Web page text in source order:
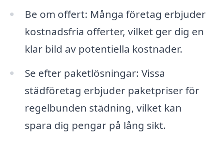
Be om offert: Många företag erbjuder
kostnadsfria offerter, vilket ger dig en
klar bild av potentiella kostnader.
Se efter paketlösningar: Vissa
städföretag erbjuder paketpriser för
regelbunden städning, vilket kan
spara dig pengar på lång sikt.